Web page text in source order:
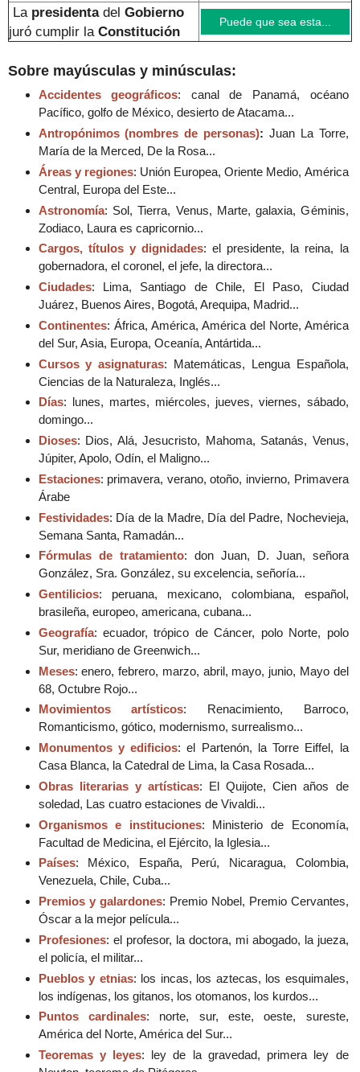
La presidenta del Gobierno
juró cumplir la Constitución
Puede que sea esta...
Sobre mayúsculas y minúsculas:
Accidentes geográficos: canal de Panamá, océano
Pacífico, golfo de México, desierto de Atacama...
Antropónimos (nombres de personas): Juan La Torre,
María de la Merced, De la Rosa...
Áreas y regiones: Unión Europea, Oriente Medio, América
Central, Europa del Este...
Astronomía: Sol, Tierra, Venus, Marte, galaxia, Géminis,
Zodiaco, Laura es capricornio...
Cargos, títulos y dignidades: el presidente, la reina, la
gobernadora, el coronel, el jefe, la directora...
Ciudades: Lima, Santiago de Chile, El Paso, Ciudad
Juárez, Buenos Aires, Bogotá, Arequipa, Madrid...
Continentes: África, América, América del Norte, América
del Sur, Asia, Europa, Oceanía, Antártida...
Cursos y asignaturas: Matemáticas, Lengua Española,
Ciencias de la Naturaleza, Inglés...
Días: lunes, martes, miércoles, jueves, viernes, sábado,
domingo...
Dioses: Dios, Alá, Jesucristo, Mahoma, Satanás, Venus,
Júpiter, Apolo, Odín, el Maligno...
Estaciones: primavera, verano, otoño, invierno, Primavera
Árabe
Festividades: Día de la Madre, Día del Padre, Nochevieja,
Semana Santa, Ramadán...
Fórmulas de tratamiento: don Juan, D. Juan, señora
González, Sra. González, su excelencia, señoría...
Gentilicios: peruana, mexicano, colombiana, español,
brasileña, europeo, americana, cubana...
Geografía: ecuador, trópico de Cáncer, polo Norte, polo
Sur, meridiano de Greenwich...
Meses: enero, febrero, marzo, abril, mayo, junio, Mayo del
68, Octubre Rojo...
Movimientos artísticos: Renacimiento, Barroco,
Romanticismo, gótico, modernismo, surrealismo...
Monumentos y edificios: el Partenón, la Torre Eiffel, la
Casa Blanca, la Catedral de Lima, la Casa Rosada...
Obras literarias y artísticas: El Quijote, Cien años de
soledad, Las cuatro estaciones de Vivaldi...
Organismos e instituciones: Ministerio de Economía,
Facultad de Medicina, el Ejército, la Iglesia...
Países: México, España, Perú, Nicaragua, Colombia,
Venezuela, Chile, Cuba...
Premios y galardones: Premio Nobel, Premio Cervantes,
Óscar a la mejor película...
Profesiones: el profesor, la doctora, mi abogado, la jueza,
el policía, el militar...
Pueblos y etnias: los incas, los aztecas, los esquimales,
los indígenas, los gitanos, los otomanos, los kurdos...
Puntos cardinales: norte, sur, este, oeste, sureste,
América del Norte, América del Sur...
Teoremas y leyes: ley de la gravedad, primera ley de